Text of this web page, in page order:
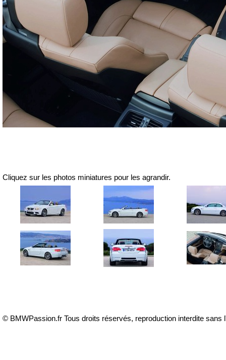
Cliquez sur les photos miniatures pour les agrandir.
© BMWPassion.fr Tous droits réservés, reproduction interdite sans